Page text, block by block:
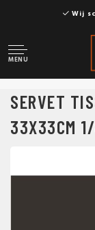
Wij
MENU
SERVET
33X33CM